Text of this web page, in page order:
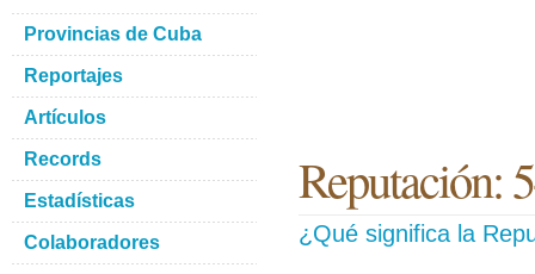
Reputación:
¿Qué significa la
Provincias de Cuba
Reportajes
Artículos
Records
Estadísticas
Colaboradores